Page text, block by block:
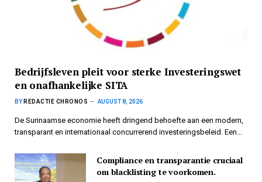
Bedrijfsleven pleit voor sterke Investeringswet
en onafhankelijke SITA
BY REDACTIE CHRONOS AUGUST 8, 2026
De Surinaamse economie heeft dringend behoefte aan een modern,
transparant en internationaal concurrerend investeringsbeleid. Een…
Compliance en transparantie cruciaal
om blacklisting te voorkomen.